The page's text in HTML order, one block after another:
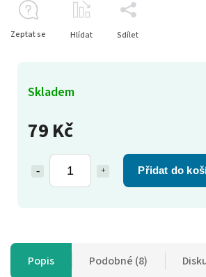
79 Kč
Přidat do
Skladem
Zeptat se Hlídat Sdílet
Popis Podobné (8)